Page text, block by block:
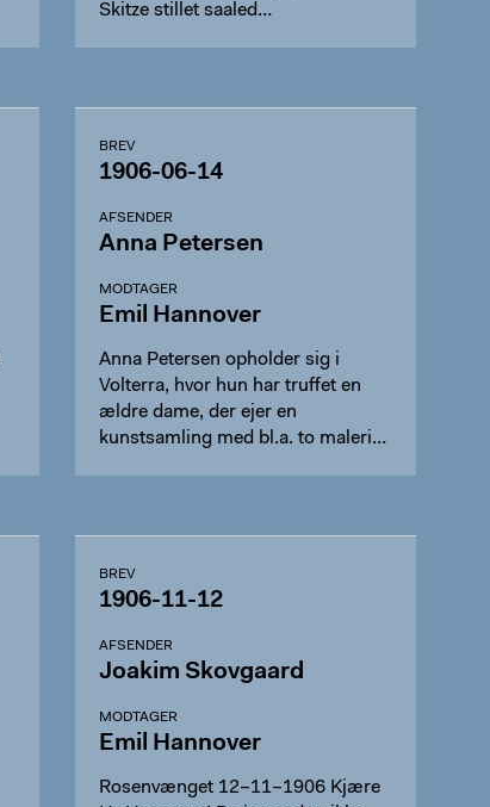
Skitze stillet saaled…
BREV
1906-06-14
AFSENDER
Anna Petersen
MODTAGER
Emil Hannover
Anna Petersen opholder sig i
Volterra, hvor hun har truffet en
ældre dame, der ejer en
kunstsamling med bl.a. to maleri…
BREV
1906-11-12
AFSENDER
Joakim Skovgaard
MODTAGER
Emil Hannover
Rosenvænget 12–11–1906 Kjære